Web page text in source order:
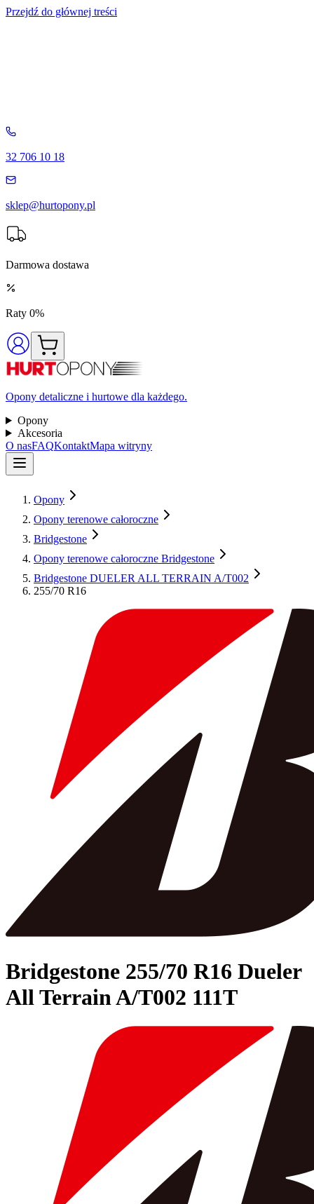
Przejdź do głównej treści
32 706 10 18
sklep@hurtopony.pl
Darmowa dostawa
Raty 0%
Opony detaliczne i hurtowe dla każdego.
Opony
Akcesoria
O nasFAQKontaktMapa witryny
Opony
Opony terenowe całoroczne
Bridgestone
Opony terenowe całoroczne Bridgestone
Bridgestone DUELER ALL TERRAIN A/T002
255/70 R16
Bridgestone 255/70 R16 Dueler
All Terrain A/T002 111T